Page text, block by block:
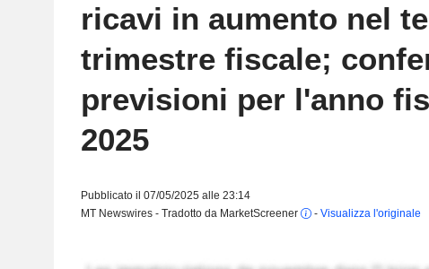
ricavi in aumento nel
trimestre fiscale;
previsioni per l'anno
2025
Pubblicato il 07/05/2025 alle 23:14
MT Newswires - Tradotto da MarketScreener
- Visualizza l'originale